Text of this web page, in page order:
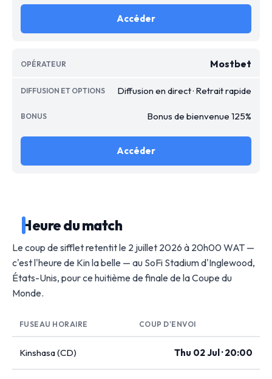
Accéder
Mostbet
Diffusion en direct · Retrait rapide
Bonus de bienvenue 125%
Accéder
Heure du match
Le coup de sifflet retentit le 2 juillet 2026 à 20h00 WAT —
c'est l'heure de Kin la belle — au SoFi Stadium d'Inglewood,
États-Unis, pour ce huitième de finale de la Coupe du
Monde.
FUSEAU HORAIRE COUP D'ENVOI
Kinshasa (CD) Thu 02 Jul · 20:00